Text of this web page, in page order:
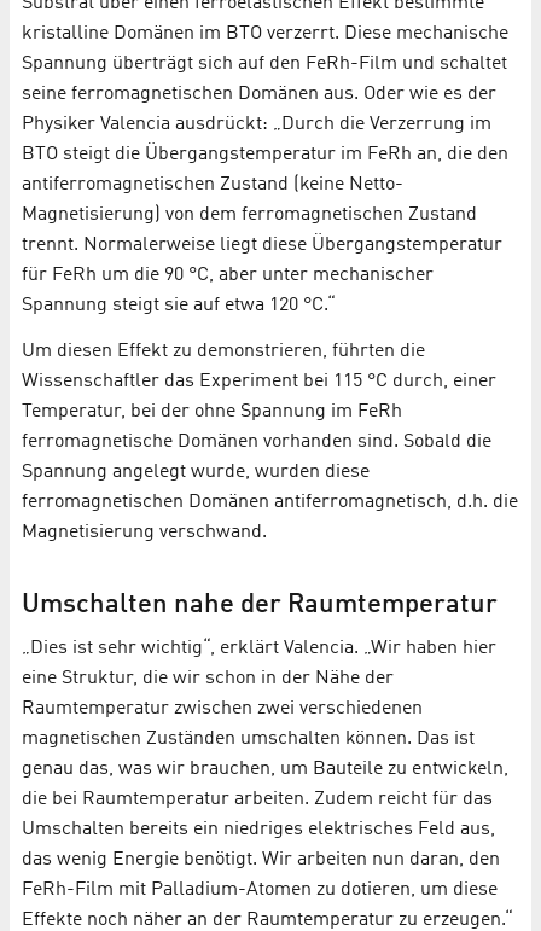
kristalline Domänen im BTO verzerrt. Diese mechanische
Spannung überträgt sich auf den FeRh-Film und schaltet
seine ferromagnetischen Domänen aus. Oder wie es der
Physiker Valencia ausdrückt: „Durch die Verzerrung im
BTO steigt die Übergangstemperatur im FeRh an, die den
antiferromagnetischen Zustand (keine Netto-
Magnetisierung) von dem ferromagnetischen Zustand
trennt. Normalerweise liegt diese Übergangstemperatur
für FeRh um die 90 °C, aber unter mechanischer
Spannung steigt sie auf etwa 120 °C.“
Um diesen Effekt zu demonstrieren, führten die
Wissenschaftler das Experiment bei 115 °C durch, einer
Temperatur, bei der ohne Spannung im FeRh
ferromagnetische Domänen vorhanden sind. Sobald die
Spannung angelegt wurde, wurden diese
ferromagnetischen Domänen antiferromagnetisch, d.h. die
Magnetisierung verschwand.
Umschalten nahe der Raumtemperatur
„Dies ist sehr wichtig“, erklärt Valencia. „Wir haben hier
eine Struktur, die wir schon in der Nähe der
Raumtemperatur zwischen zwei verschiedenen
magnetischen Zuständen umschalten können. Das ist
genau das, was wir brauchen, um Bauteile zu entwickeln,
die bei Raumtemperatur arbeiten. Zudem reicht für das
Umschalten bereits ein niedriges elektrisches Feld aus,
das wenig Energie benötigt. Wir arbeiten nun daran, den
FeRh-Film mit Palladium-Atomen zu dotieren, um diese
Effekte noch näher an der Raumtemperatur zu erzeugen.“